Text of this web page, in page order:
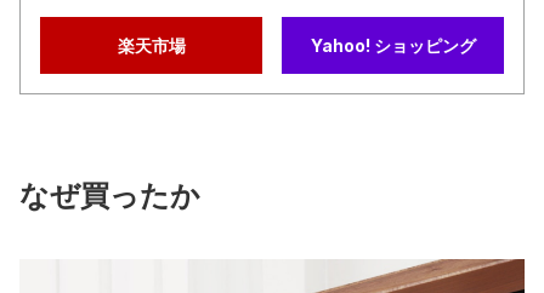
楽天市場 Yahoo! ショッピング
なぜ買ったか